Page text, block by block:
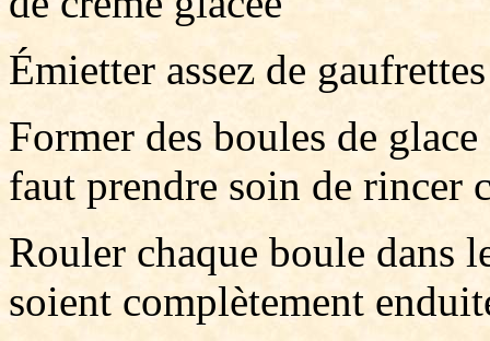
Émietter assez de
Former des boules de
faut prendre soin de rincer
Rouler chaque boule dans
soient complètement